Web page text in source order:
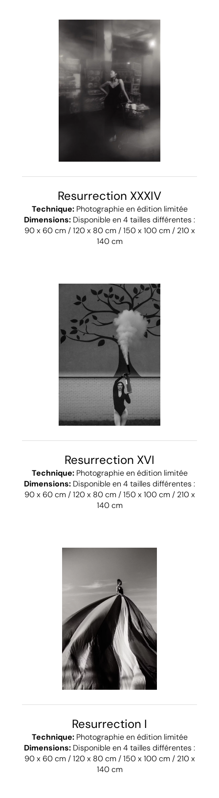
Resurrection XXXIV
Technique:Photographie en édition limitée
Dimensions: Disponible en 4 tailles différentes :
90 x 60 cm / 120 x 80 cm / 150 x 100 cm / 210 x
140 cm
Resurrection XVI
Technique:Photographie en édition limitée
Dimensions: Disponible en 4 tailles différentes :
90 x 60 cm / 120 x 80 cm / 150 x 100 cm / 210 x
140 cm
Resurrection I
Technique:Photographie en édition limitée
Dimensions: Disponible en 4 tailles différentes :
90 x 60 cm / 120 x 80 cm / 150 x 100 cm / 210 x
140 cm